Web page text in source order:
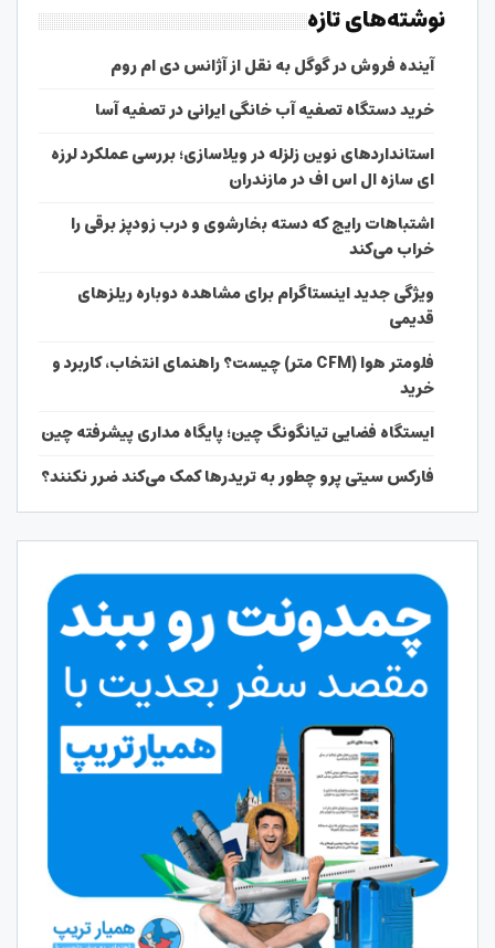
نوشته‌های تازه
آینده فروش در گوگل به نقل از آژانس دی ام روم
خرید دستگاه تصفیه آب خانگی ایرانی در تصفیه آسا
استانداردهای نوین زلزله در ویلاسازی؛ بررسی عملکرد لرزه
ای سازه ال اس اف در مازندران
اشتباهات رایج که دسته بخارشوی و درب زودپز برقی را
خراب می‌کند
ویژگی جدید اینستاگرام برای مشاهده دوباره ریلزهای
قدیمی
فلومتر هوا (CFM متر) چیست؟ راهنمای انتخاب، کاربرد و
خرید
ایستگاه فضایی تیانگونگ چین؛ پایگاه مداری پیشرفته چین
فارکس سیتی پرو چطور به تریدرها کمک می‌کند ضرر نکنند؟